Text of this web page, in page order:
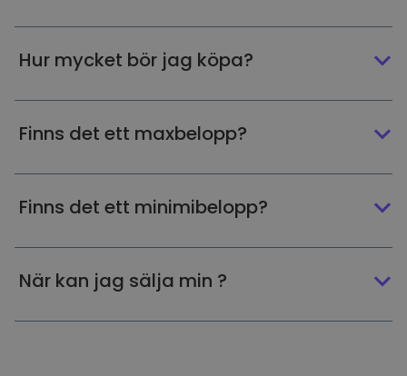
Hur mycket bör jag köpa?
Finns det ett maxbelopp?
Finns det ett minimibelopp?
När kan jag sälja min ?